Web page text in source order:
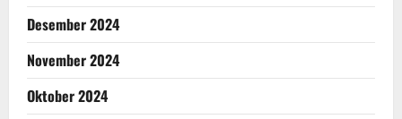
Desember 2024
November 2024
Oktober 2024